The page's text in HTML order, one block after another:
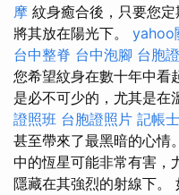
摩 紋身癒合後，只要您
將其放在陽光下。 yahoo
台中整脊 台中泡腳 台胞
您希望紋身在數十年中看
是必不可少的，尤其是在
證照班 台胞證照片 記帳
甚至帶來了最黑暗的心情
中的恆星可能非常有害，
隱藏在其強烈的射線下。